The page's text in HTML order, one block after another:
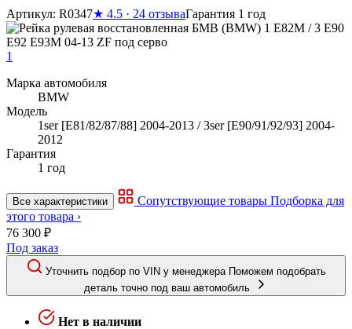
Артикул: R0347★ 4.5 · 24 отзываГарантия 1 год
1
Марка автомобиля
BMW
Модель
1ser [E81/82/87/88] 2004-2013 / 3ser [E90/91/92/93] 2004-
2012
Гарантия
1 год
Все характеристики Сопутствующие товары Подборка для
этого товара ›
76 300 ₽
Под заказ
Уточнить подбор по VIN у менеджера Поможем подобрать
деталь точно под ваш автомобиль
Нет в наличии